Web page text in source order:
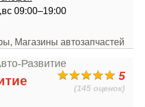
09:00–19:00
Магазины автозапчастей
5
(145 оценок)